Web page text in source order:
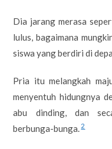
Dia jarang merasa
lulus, bagaimana
siswa yang berdiri di
Pria itu melangkah
menyentuh hidungnya
abu dinding, dan
berbunga-bunga. 2